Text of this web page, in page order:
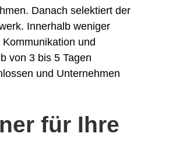
Danach selektiert der
Innerhalb weniger
und
von 3 bis 5 Tagen
und Unternehmen
für Ihre